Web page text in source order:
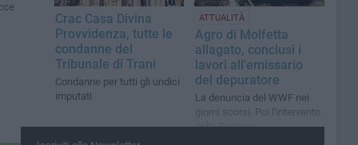
Crac Casa Divina
Provvidenza, tutte le
condanne del
Tribunale di Trani
Condanne per tutti gli undici
imputati
ATTUALITÀ
Agro di Molfetta
allagato, conclusi i
lavori all'emissario
del depuratore
La denuncia del WWF nei
giorni scorsi. Poi l'intervento
della Regione